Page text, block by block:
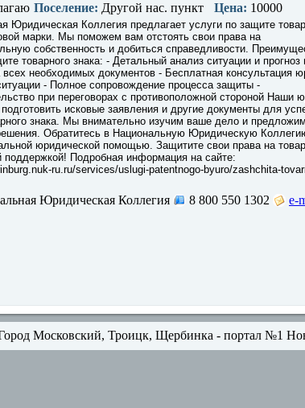
Поселение: Другой нас. пункт Цена: 10000
Юридическая Коллегия предлагает услуги по защите
марки. Мы поможем вам отстоять свои права на
собственность и добиться справедливости.
товарного знака: - Детальный анализ ситуации и прогноз
всех необходимых документов - Бесплатная консультация
- Полное сопровождение процесса защиты -
при переговорах с противоположной стороной Наши
исковые заявления и другие документы для
знака. Мы внимательно изучим ваше дело и предложим
Обратитесь в Национальную Юридическую
юридической помощью. Защитите свои права на
поддержкой! Подробная информация на сайте:
ru.ru/services/uslugi-patentnogo-byuro/zashchita-
Юридическая Коллегия 8 800 550 1302 e-
Московский, Троицк, Щербинка - портал №1